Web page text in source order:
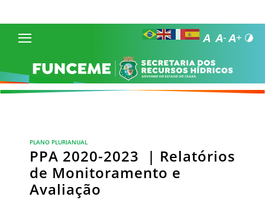
PLANO PLURIANUAL
PPA 2020-2023 | Relatórios
de Monitoramento e
Avaliação